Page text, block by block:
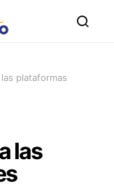
plataformas
las